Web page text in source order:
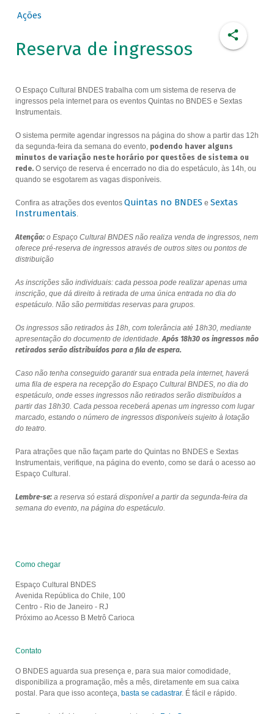
Ações
Reserva de ingressos
O Espaço Cultural BNDES trabalha com um sistema de reserva de
ingressos pela internet para os eventos Quintas no BNDES e Sextas
Instrumentais.
O sistema permite agendar ingressos na página do show a partir das 12h
da segunda-feira da semana do evento, podendo haver alguns
minutos de variação neste horário por questões de sistema ou
rede.O serviço de reserva é encerrado no dia do espetáculo, às 14h, ou
quando se esgotarem as vagas disponíveis.
Confira as atrações dos eventos Quintas no BNDES e Sextas
Instrumentais.
Atenção:o Espaço Cultural BNDES não realiza venda de ingressos, nem
oferece pré-reserva de ingressos através de outros sites ou pontos de
distribuição
As inscrições são individuais: cada pessoa pode realizar apenas uma
inscrição, que dá direito à retirada de uma única entrada no dia do
espetáculo. Não são permitidas reservas para grupos.
Os ingressos são retirados às 18h, com tolerância até 18h30, mediante
apresentação do documento de identidade.Após 18h30 os ingressos não
retirados serão distribuídos para a fila de espera.
Caso não tenha conseguido garantir sua entrada pela internet, haverá
uma fila de espera na recepção do Espaço Cultural BNDES, no dia do
espetáculo, onde esses ingressos não retirados serão distribuídos a
partir das 18h30. Cada pessoa receberá apenas um ingresso com lugar
marcado, estando o número de ingressos disponíveis sujeito à lotação
do teatro.
Para atrações que não façam parte do Quintas no BNDES e Sextas
Instrumentais, verifique, na página do evento, como se dará o acesso ao
Espaço Cultural.
Lembre-se:a reserva só estará disponível a partir da segunda-feira da
semana do evento, na página do espetáculo.
Como chegar
Espaço Cultural BNDES
Avenida República do Chile, 100
Centro - Rio de Janeiro - RJ
Próximo ao Acesso B Metrô Carioca
Contato
O BNDES aguarda sua presença e, para sua maior comodidade,
disponibiliza a programação, mês a mês, diretamente em sua caixa
postal. Para que isso aconteça, basta se cadastrar. É fácil e rápido.